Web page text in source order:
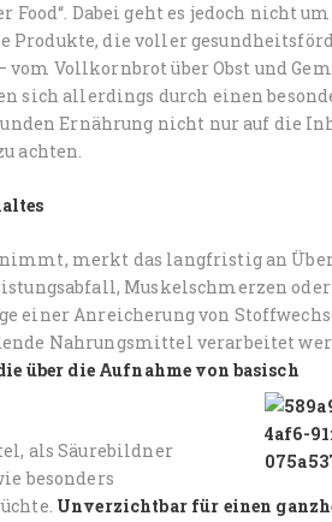
Dabei geht es jedoch nicht um
Produkte, die voller
Vollkornbrot über Obst und
sich allerdings durch einen
Ernährung nicht nur auf die
achten.
merkt das langfristig an
Muskelschmerzen oder
einer Anreicherung von
Nahrungsmittel verarbeitet
über die Aufnahme von basisch
als Säurebildner
besonders
Unverzichtbar für einen